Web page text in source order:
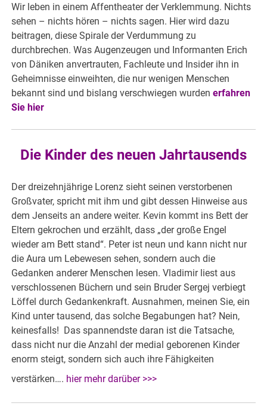
Wir leben in einem Affentheater der Verklemmung. Nichts
sehen – nichts hören – nichts sagen. Hier wird dazu
beitragen, diese Spirale der Verdummung zu
durchbrechen. Was Augenzeugen und Informanten Erich
von Däniken anvertrauten, Fachleute und Insider ihn in
Geheimnisse einweihten, die nur wenigen Menschen
bekannt sind und bislang verschwiegen wurdenerfahren
Sie hier
Die Kinder des neuen Jahrtausends
Der dreizehnjährige Lorenz sieht seinen verstorbenen
Großvater, spricht mit ihm und gibt dessen Hinweise aus
dem Jenseits an andere weiter. Kevin kommt ins Bett der
Eltern gekrochen und erzählt, dass „der große Engel
wieder am Bett stand“. Peter ist neun und kann nicht nur
die Aura um Lebewesen sehen, sondern auch die
Gedanken anderer Menschen lesen. Vladimir liest aus
verschlossenen Büchern und sein Bruder Sergej verbiegt
Löffel durch Gedankenkraft. Ausnahmen, meinen Sie, ein
Kind unter tausend, das solche Begabungen hat? Nein,
keinesfalls! Das spannendste daran ist die Tatsache,
dass nicht nur die Anzahl der medial geborenen Kinder
enorm steigt, sondern sich auch ihre Fähigkeiten
verstärken…. hier mehr darüber >>>